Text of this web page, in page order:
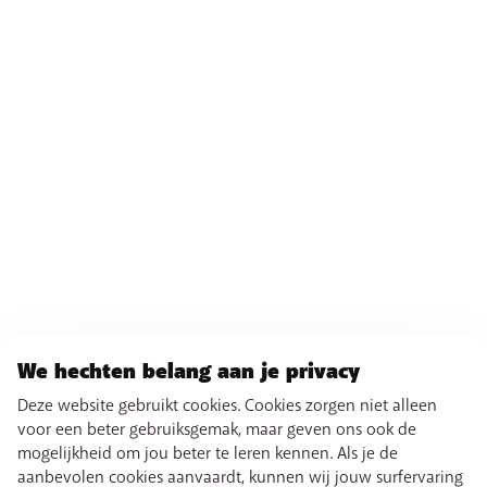
We hechten belang aan je privacy
Deze website gebruikt cookies. Cookies zorgen niet alleen
voor een beter gebruiksgemak, maar geven ons ook de
mogelijkheid om jou beter te leren kennen. Als je de
aanbevolen cookies aanvaardt, kunnen wij jouw surfervaring